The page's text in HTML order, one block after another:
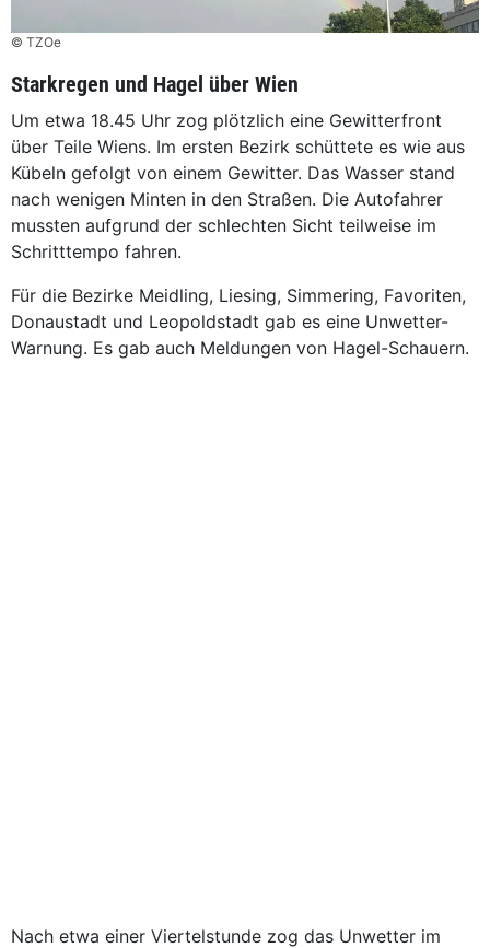
© TZOe
Starkregen und Hagel über Wien
Um etwa 18.45 Uhr zog plötzlich eine Gewitterfront
über Teile Wiens. Im ersten Bezirk schüttete es wie aus
Kübeln gefolgt von einem Gewitter. Das Wasser stand
nach wenigen Minten in den Straßen. Die Autofahrer
mussten aufgrund der schlechten Sicht teilweise im
Schritttempo fahren.
Für die Bezirke Meidling, Liesing, Simmering, Favoriten,
Donaustadt und Leopoldstadt gab es eine Unwetter-
Warnung. Es gab auch Meldungen von Hagel-Schauern.
Nach etwa einer Viertelstunde zog das Unwetter im